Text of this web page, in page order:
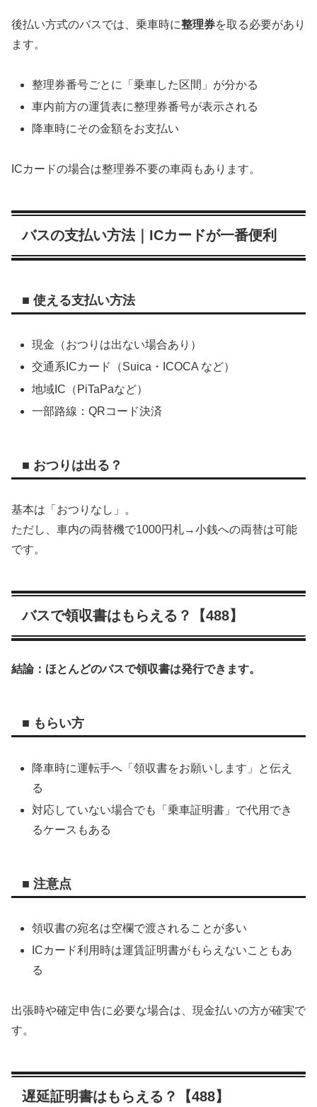
後払い方式のバスでは、乗車時に整理券を取る必要があり
ます。
整理券番号ごとに「乗車した区間」が分かる
車内前方の運賃表に整理券番号が表示される
降車時にその金額をお支払い
ICカードの場合は整理券不要の車両もあります。
バスの支払い方法｜ICカードが一番便利
■ 使える支払い方法
現金（おつりは出ない場合あり）
交通系ICカード（Suica・ICOCA など）
地域IC（PiTaPaなど）
一部路線：QRコード決済
■ おつりは出る？
基本は「おつりなし」。
ただし、車内の両替機で1000円札→小銭への両替は可能
です。
バスで領収書はもらえる？【488】
結論：ほとんどのバスで領収書は発行できます。
■ もらい方
降車時に運転手へ「領収書をお願いします」と伝え
る
対応していない場合でも「乗車証明書」で代用でき
るケースもある
■ 注意点
領収書の宛名は空欄で渡されることが多い
ICカード利用時は運賃証明書がもらえないこともあ
る
出張時や確定申告に必要な場合は、現金払いの方が確実で
す。
遅延証明書はもらえる？【488】